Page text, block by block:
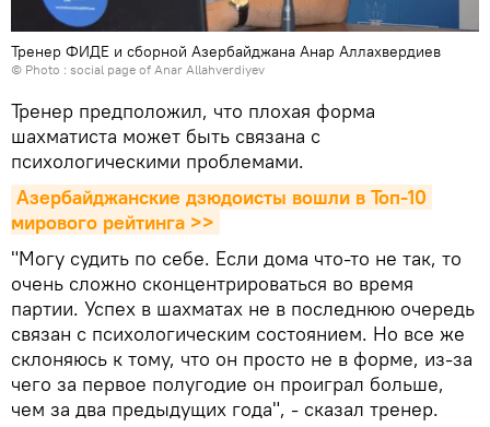
Тренер ФИДЕ и сборной Азербайджана Анар Аллахвердиев
© Photo : social page of Anar Allahverdiyev
Тренер предположил, что плохая форма
шахматиста может быть связана с
психологическими проблемами.
Азербайджанские дзюдоисты вошли в Топ-10
мирового рейтинга >>
"Могу судить по себе. Если дома что-то не так, то
очень сложно сконцентрироваться во время
партии. Успех в шахматах не в последнюю очередь
связан с психологическим состоянием. Но все же
склоняюсь к тому, что он просто не в форме, из-за
чего за первое полугодие он проиграл больше,
чем за два предыдущих года", - сказал тренер.